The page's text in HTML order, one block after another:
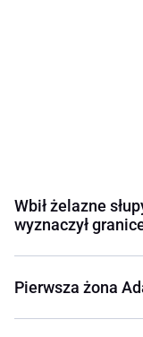
Wbił żelazne
wyznaczył
Pierwsza żona